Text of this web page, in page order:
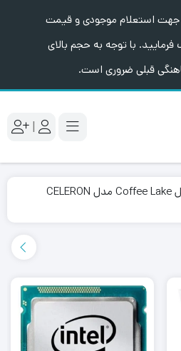
جهت استعلام موجودی و قیمت
با توجه به حجم بالای
قبلی ضروری است.
|
پردازنده اینتل Coffee Lake مدل CELERON